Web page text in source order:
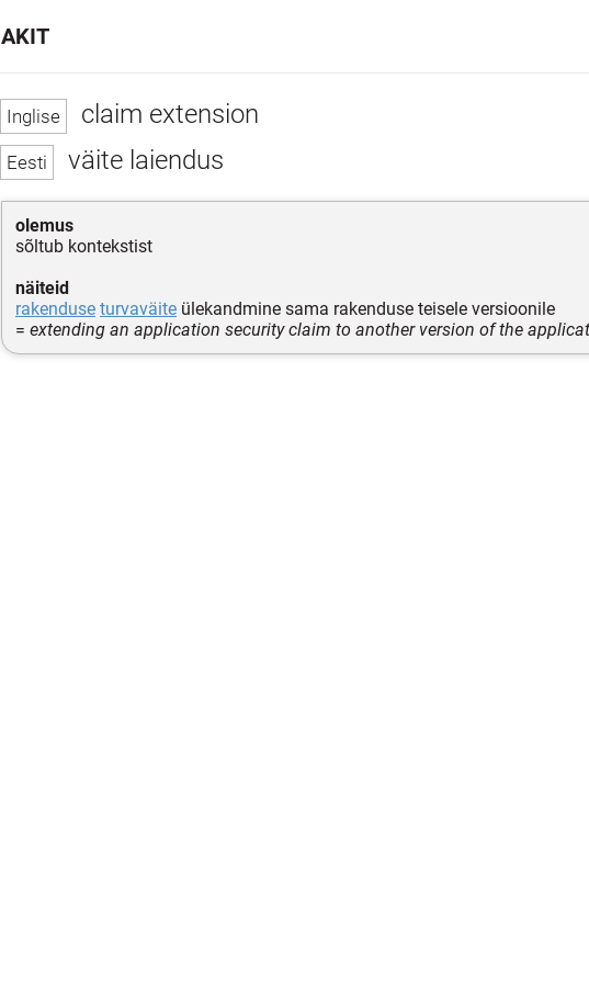
claim extension
väite laiendus
olemus
sõltub kontekstist
näiteid
rakenduse turvaväite ülekandmine sama rakenduse teisele versioonile
= extending an application security claim to another version of the
AKIT